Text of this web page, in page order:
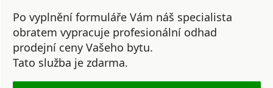
Po vyplnění formuláře Vám náš specialista
obratem vypracuje profesionální odhad
prodejní ceny Vašeho bytu.
Tato služba je zdarma.